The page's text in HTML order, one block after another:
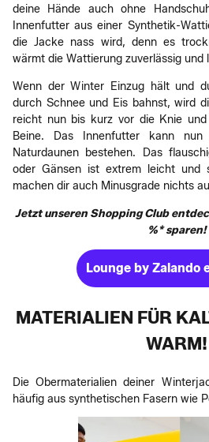
deine Hände auch ohne
Innenfutter aus einer Synthetik-
die Jacke nass wird, denn es
wärmt die Wattierung zuverlässig und
Wenn der Winter Einzug hält und
durch Schnee und Eis bahnst, wird
reicht nun bis kurz vor die Knie
Beine. Das Innenfutter kann
Naturdaunen bestehen. Das
oder Gänsen ist extrem leicht und
machen dir auch Minusgrade nichts
Jetzt unseren Shopping Club
%* sparen!
Lounge by Zalando
MATERIALIEN FÜR
WARM!
Die Obermaterialien deiner
häufig aus synthetischen Fasern wie